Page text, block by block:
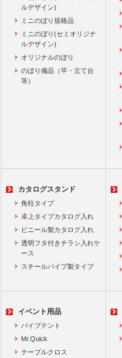
ルデザイン)
ミニのぼり規格品
ミニのぼり(セミオリジナ
ルデザイン)
オリジナルのぼり
のぼり備品（竿・立て台
等）
カタログスタンド
角柱タイプ
卓上タイプカタログ入れ
ビニール製カタログ入れ
透明フタ付きチラシ入れケ
ース
スチールパイプ製タイプ
イベント用品
パイプテント
Mr.Quick
テーブルクロス